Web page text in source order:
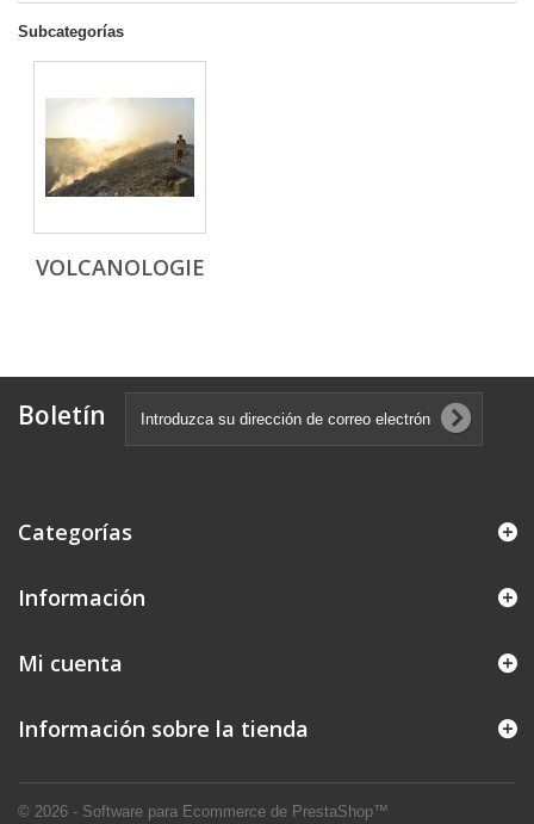
Subcategorías
VOLCANOLOGIE
Boletín
Categorías
Información
© 2026 - Software para Ecommerce de PrestaShop™
Mi cuenta
Información sobre la tienda